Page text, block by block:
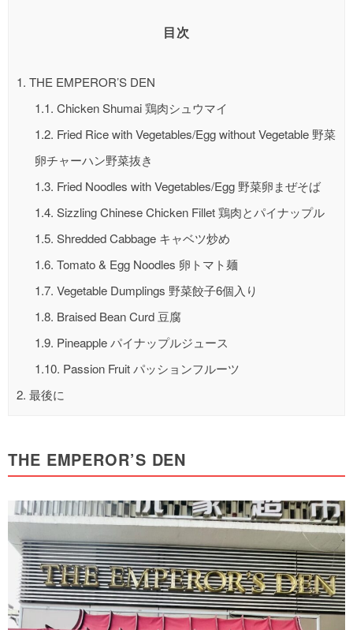
目次
1. THE EMPEROR’S DEN
1.1. Chicken Shumai 鶏肉シュウマイ
1.2. Fried Rice with Vegetables/Egg without Vegetable 野菜
卵チャーハン野菜抜き
1.3. Fried Noodles with Vegetables/Egg 野菜卵まぜそば
1.4. Sizzling Chinese Chicken Fillet 鶏肉とパイナップル
1.5. Shredded Cabbage キャベツ炒め
1.6. Tomato & Egg Noodles 卵トマト麺
1.7. Vegetable Dumplings 野菜餃子6個入り
1.8. Braised Bean Curd 豆腐
1.9. Pineapple パイナップルジュース
1.10. Passion Fruit パッションフルーツ
2. 最後に
THE EMPEROR’S DEN